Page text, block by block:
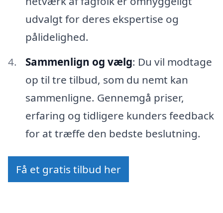
udvalgt for deres ekspertise og
pålidelighed.
Sammenlign og vælg: Du vil modtage
op til tre tilbud, som du nemt kan
sammenligne. Gennemgå priser,
erfaring og tidligere kunders feedback
for at træffe den bedste beslutning.
Få et gratis tilbud her